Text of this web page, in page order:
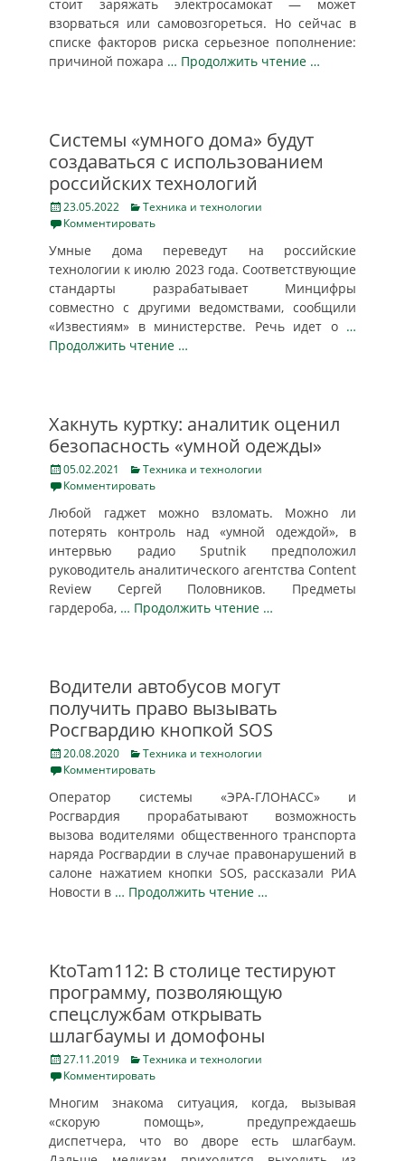
стоит заряжать электросамокат — может
взорваться или самовозгореться. Но сейчас в
списке факторов риска серьезное пополнение:
причиной пожара … Продолжить чтение …
Системы «умного дома» будут
создаваться с использованием
российских технологий
Posted
on
23.05.2022 Categories
Техника и технологии
Комментировать
Умные дома переведут на российские
технологии к июлю 2023 года. Соответствующие
стандарты разрабатывает Минцифры
совместно с другими ведомствами, сообщили
«Известиям» в министерстве. Речь идет о …
Продолжить чтение …
Хакнуть куртку: аналитик оценил
безопасность «умной одежды»
Posted
on
05.02.2021 Categories
Техника и технологии
Комментировать
Любой гаджет можно взломать. Можно ли
потерять контроль над «умной одеждой», в
интервью радио Sputnik предположил
руководитель аналитического агентства Content
Review Сергей Половников. Предметы
гардероба, … Продолжить чтение …
Водители автобусов могут
получить право вызывать
Росгвардию кнопкой SOS
Posted
on
20.08.2020 Categories
Техника и технологии
Комментировать
Оператор системы «ЭРА-ГЛОНАСС» и
Росгвардия прорабатывают возможность
вызова водителями общественного транспорта
наряда Росгвардии в случае правонарушений в
салоне нажатием кнопки SOS, рассказали РИА
Новости в … Продолжить чтение …
KtoTam112: В столице тестируют
программу, позволяющую
спецслужбам открывать
шлагбаумы и домофоны
Posted
on
27.11.2019 Categories
Техника и технологии
Комментировать
Многим знакома ситуация, когда, вызывая
«скорую помощь», предупреждаешь
диспетчера, что во дворе есть шлагбаум.